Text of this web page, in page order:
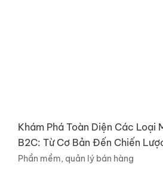
Khám Phá Toàn Diện Các Loại
B2C: Từ Cơ Bản Đến Chiến
Phần mềm, quản lý bán hàng